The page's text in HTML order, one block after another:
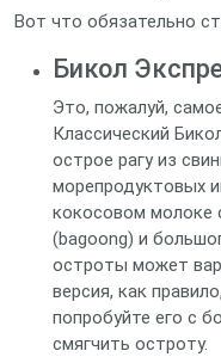
Вот что обязательно
Бикол
Это, пожалуй,
Классический
острое рагу из
морепродуктовых
кокосовом молоке
(bagoong) и
остроты может
версия, как
попробуйте его с
смягчить остроту.